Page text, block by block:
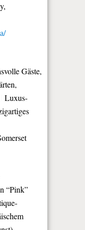
Gäste,
Luxus-
“Pink”